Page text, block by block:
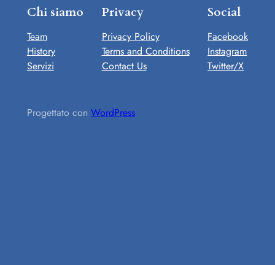
Chi siamo
Team
History
Servizi
Privacy
Privacy Policy
Terms and Conditions
Contact Us
Social
Facebook
Instagram
Twitter/X
Progettato con WordPress